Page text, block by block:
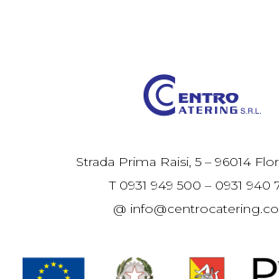
Strada Prima Raisi, 5 – 96014
T 0931 949 500 – 0931 940
@